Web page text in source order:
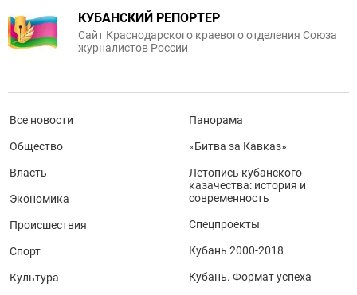
КУБАНСКИЙ РЕПОРТЕР
Сайт Краснодарского краевого отделения Союза
журналистов России
Все новости
Общество
Власть
Экономика
Происшествия
Спорт
Культура
Панорама
«Битва за Кавказ»
Летопись кубанского
казачества: история и
современность
Спецпроекты
Кубань 2000-2018
Кубань. Формат успеха